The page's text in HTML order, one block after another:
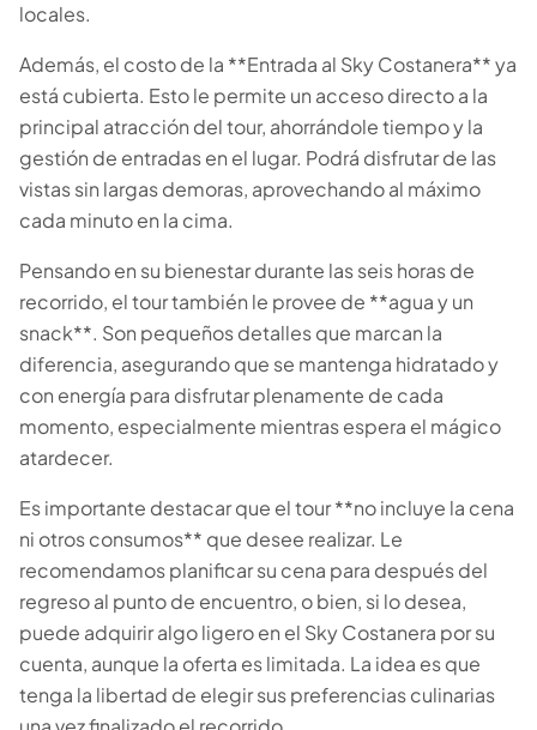
locales.
Además, el costo de la **Entrada al Sky Costanera** ya
está cubierta. Esto le permite un acceso directo a la
principal atracción del tour, ahorrándole tiempo y la
gestión de entradas en el lugar. Podrá disfrutar de las
vistas sin largas demoras, aprovechando al máximo
cada minuto en la cima.
Pensando en su bienestar durante las seis horas de
recorrido, el tour también le provee de **agua y un
snack**. Son pequeños detalles que marcan la
diferencia, asegurando que se mantenga hidratado y
con energía para disfrutar plenamente de cada
momento, especialmente mientras espera el mágico
atardecer.
Es importante destacar que el tour **no incluye la cena
ni otros consumos** que desee realizar. Le
recomendamos planificar su cena para después del
regreso al punto de encuentro, o bien, si lo desea,
puede adquirir algo ligero en el Sky Costanera por su
cuenta, aunque la oferta es limitada. La idea es que
tenga la libertad de elegir sus preferencias culinarias